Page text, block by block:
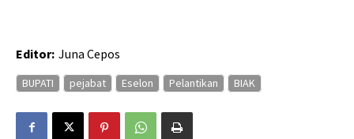
Editor: Juna Cepos
BUPATI pejabat Eselon Pelantikan BIAK